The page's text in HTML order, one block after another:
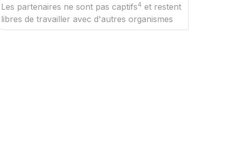
Les partenaires ne sont pas captifs4 et restent
libres de travailler avec d'autres organismes